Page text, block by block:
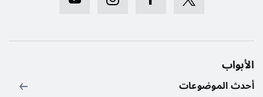
الأبواب
أحدث الموضوعات